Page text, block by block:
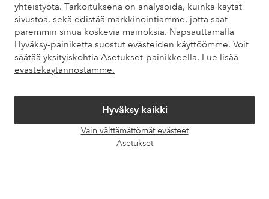
yhteistyötä. Tarkoituksena on analysoida, kuinka käytät
sivustoa, sekä edistää markkinointiamme, jotta saat
paremmin sinua koskevia mainoksia. Napsauttamalla
Hyväksy-painiketta suostut evästeiden käyttöömme. Voit
säätää yksityiskohtia Asetukset-painikkeella. Lue lisää
evästekäytännöstämme.
Hyväksy kaikki
Vain välttämättömät evästeet
Asetukset
Asiakaspalvelu Tilaukset Maksutavat
Omat sivut